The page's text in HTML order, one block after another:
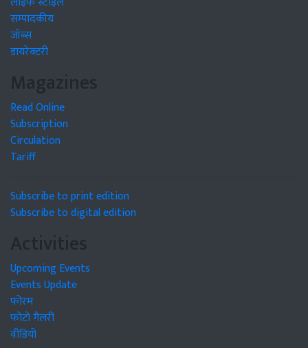
सम्पादकीय
जॉब्स
डायरेक्टरी
Magazines
Read Online
Subscription
Circulation
Tariff
Subscribe to print edition
Subscribe to digital edition
Activities
Upcoming Events
Events Update
फोरम
फोटो गैलरी
वीडियो